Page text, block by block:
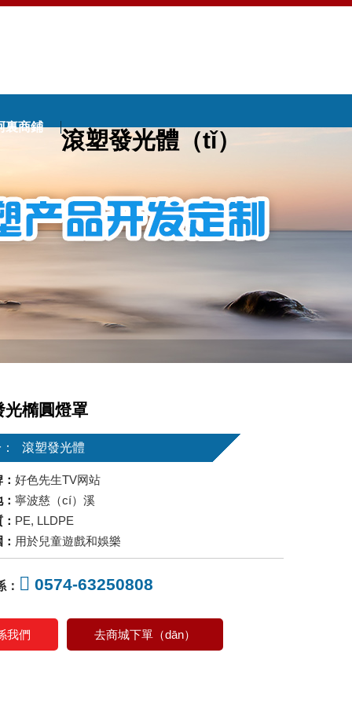
裏商鋪
滾塑發光體（tǐ）
光橢圓燈罩
滾塑發光體
：好色先生TV网站
：寧波慈（cí）溪
PE, LLDPE
用於兒童遊戲和娛樂
： 0574-63250808
我們 去商城下單（dān）